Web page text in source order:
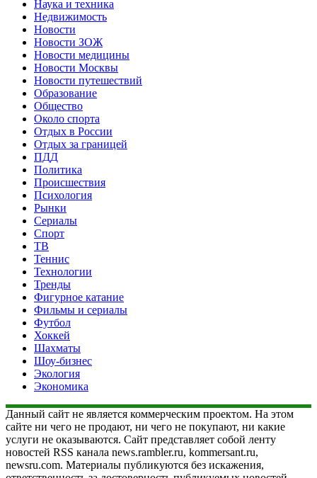
Наука и техника
Недвижимость
Новости
Новости ЗОЖ
Новости медицины
Новости Москвы
Новости путешествий
Образование
Общество
Около спорта
Отдых в России
Отдых за границей
ПДД
Политика
Происшествия
Психология
Рынки
Сериалы
Спорт
ТВ
Теннис
Технологии
Тренды
Фигурное катание
Фильмы и сериалы
Футбол
Хоккей
Шахматы
Шоу-бизнес
Экология
Экономика
Данный сайт не является коммерческим проектом. На этом
сайте ни чего не продают, ни чего не покупают, ни какие
услуги не оказываются. Сайт представляет собой ленту
новостей RSS канала news.rambler.ru, kommersant.ru,
newsru.com. Материалы публикуются без искажения,